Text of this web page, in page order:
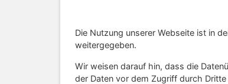
Die Nutzung unserer Webseite ist in
weitergegeben.
Wir weisen darauf hin, dass die
der Daten vor dem Zugriff durch